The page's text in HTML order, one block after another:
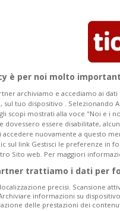
2 mesi 1 2
è per noi molto
archiviamo e accediamo ai
sul tuo dispositivo . Selezionando
scopi mostrati alla voce "Noi e i
dovessero essere disabilitate,
accedere nuovamente a questo
sul link Gestisci le preferenze in
Sito web. Per maggiori
trattiamo i dati per
precisi. Scansione
informazioni su
delle prestazioni dei